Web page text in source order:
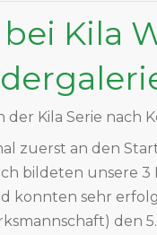
Kila
der Kila Serie nach
zuerst an den
bildeten unsere 3
konnten sehr
den